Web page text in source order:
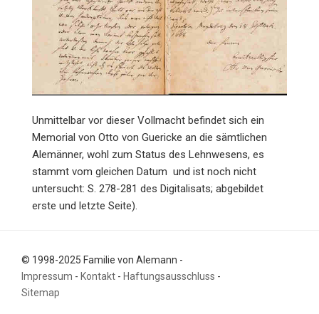
Unmittelbar vor dieser Vollmacht befindet sich ein
Memorial von Otto von Guericke an die sämtlichen
Alemänner, wohl zum Status des Lehnwesens, es
stammt vom gleichen Datum und ist noch nicht
untersucht: S. 278-281 des Digitalisats; abgebildet
erste und letzte Seite).
© 1998-2025 Familie von Alemann -
Impressum - Kontakt - Haftungsausschluss -
Sitemap